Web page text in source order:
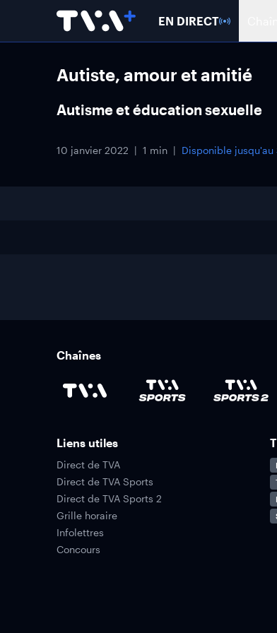
EN DIRECT
Autiste, amour et amitié
Autisme et éducation sexuelle
10 janvier 2022 1 min Disponible jusqu'au
Chaînes
Liens utiles
Direct de TVA
Direct de TVA Sports
Direct de TVA Sports 2
Grille horaire
Infolettres
Concours